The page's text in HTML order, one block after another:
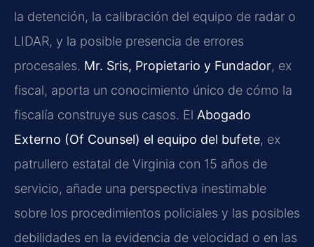
la detención, la calibración del equipo de radar o
LIDAR, y la posible presencia de errores
procesales. Mr. Sris, Propietario y Fundador, ex
fiscal, aporta un conocimiento único de cómo la
fiscalía construye sus casos. El Abogado
Externo (Of Counsel) el equipo del bufete, ex
patrullero estatal de Virginia con 15 años de
servicio, añade una perspectiva inestimable
sobre los procedimientos policiales y las posibles
debilidades en la evidencia de velocidad o en las